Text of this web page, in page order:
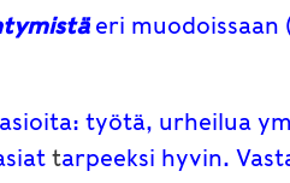
eri muodoissaan
työtä, urheilua
tarpeeksi hyvin.